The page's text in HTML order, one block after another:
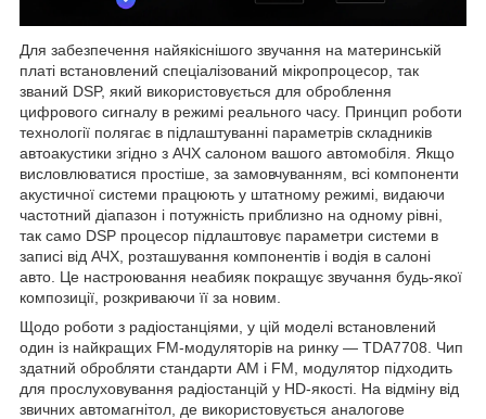
Для забезпечення найякіснішого звучання на материнській
платі встановлений спеціалізований мікропроцесор, так
званий DSP, який використовується для оброблення
цифрового сигналу в режимі реального часу. Принцип роботи
технології полягає в підлаштуванні параметрів складників
автоакустики згідно з АЧХ салоном вашого автомобіля. Якщо
висловлюватися простіше, за замовчуванням, всі компоненти
акустичної системи працюють у штатному режимі, видаючи
частотний діапазон і потужність приблизно на одному рівні,
так само DSP процесор підлаштовує параметри системи в
записі від АЧХ, розташування компонентів і водія в салоні
авто. Це настроювання неабияк покращує звучання будь-якої
композиції, розкриваючи її за новим.
Щодо роботи з радіостанціями, у цій моделі встановлений
один із найкращих FM-модуляторів на ринку — TDA7708. Чип
здатний обробляти стандарти AM і FM, модулятор підходить
для прослуховування радіостанцій у HD-якості. На відміну від
звичних автомагнітол, де використовується аналогове